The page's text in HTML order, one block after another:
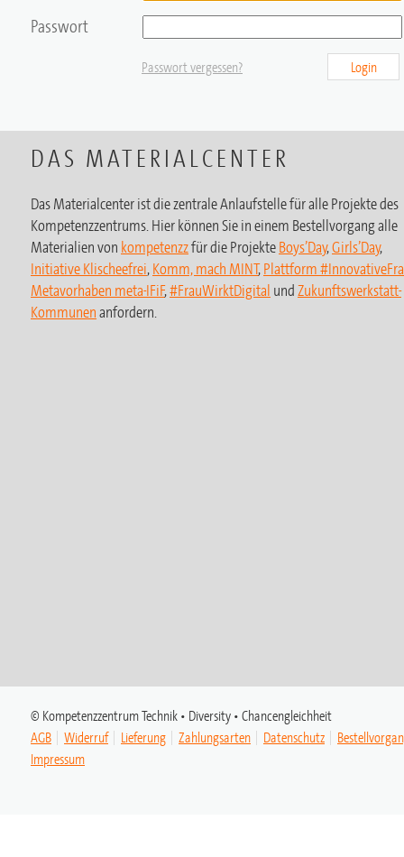
Passwort
Passwort vergessen? Login
DAS MATERIALCENTER
Das Materialcenter ist die zentrale Anlaufstelle für alle Projekte des
Kompetenzzentrums. Hier können Sie in einem Bestellvorgang alle
Materialien von kompetenzzfür die ProjekteBoys’Day,Girls’Day,
Initiative Klischeefrei,Komm, mach MINT,Plattform
Metavorhaben meta-IFiF,#FrauWirktDigital undZukunftswerkstatt-
Kommunenanfordern.
© Kompetenzzentrum Technik • Diversity • Chancengleichheit
AGB
Widerruf Lieferung Zahlungsarten Datenschutz
Impressum